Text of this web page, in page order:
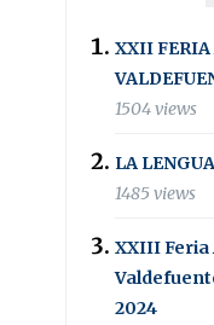
XXII FERIA
1504 views
LA
1485 views
XXIII
2024